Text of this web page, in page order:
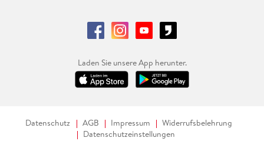
Laden Sie unsere App herunter.
Datenschutz AGB Impressum
Widerrufsbelehrung
Datenschutzeinstellungen